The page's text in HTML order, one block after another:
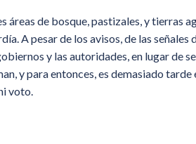
áreas de bosque, pastizales, y tierras
A pesar de los avisos, de las señales
y las autoridades, en lugar de
y para entonces, es demasiado
voto.